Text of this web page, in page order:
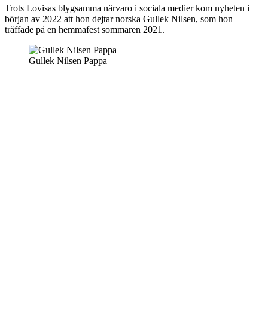
Trots Lovisas blygsamma närvaro i sociala medier kom nyheten i
början av 2022 att hon dejtar norska Gullek Nilsen, som hon
träffade på en hemmafest sommaren 2021.
Gullek Nilsen Pappa